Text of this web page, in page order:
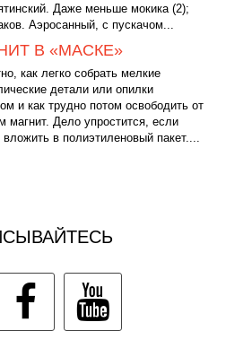
Даже меньше мокика (2);
Аэросанный, с пускачом...
В «МАСКЕ»
как легко собрать мелкие
детали или опилки
и как трудно потом освободить от
магнит. Дело упростится, если
вложить в полиэтиленовый пакет....